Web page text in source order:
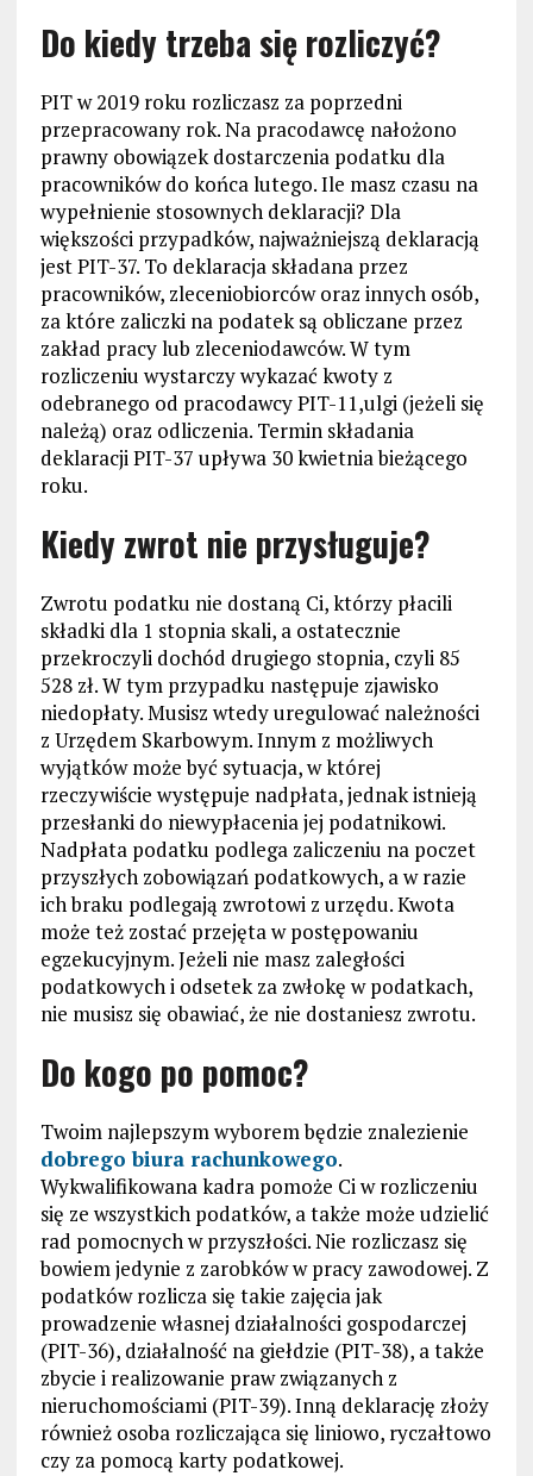
Do kiedy trzeba się rozliczyć?
PIT w 2019 roku rozliczasz za poprzedni
przepracowany rok. Na pracodawcę nałożono
prawny obowiązek dostarczenia podatku dla
pracowników do końca lutego. Ile masz czasu na
wypełnienie stosownych deklaracji? Dla
większości przypadków, najważniejszą deklaracją
jest PIT-37. To deklaracja składana przez
pracowników, zleceniobiorców oraz innych osób,
za które zaliczki na podatek są obliczane przez
zakład pracy lub zleceniodawców. W tym
rozliczeniu wystarczy wykazać kwoty z
odebranego od pracodawcy PIT-11,ulgi (jeżeli się
należą) oraz odliczenia. Termin składania
deklaracji PIT-37 upływa 30 kwietnia bieżącego
roku.
Kiedy zwrot nie przysługuje?
Zwrotu podatku nie dostaną Ci, którzy płacili
składki dla 1 stopnia skali, a ostatecznie
przekroczyli dochód drugiego stopnia, czyli 85
528 zł. W tym przypadku następuje zjawisko
niedopłaty. Musisz wtedy uregulować należności
z Urzędem Skarbowym. Innym z możliwych
wyjątków może być sytuacja, w której
rzeczywiście występuje nadpłata, jednak istnieją
przesłanki do niewypłacenia jej podatnikowi.
Nadpłata podatku podlega zaliczeniu na poczet
przyszłych zobowiązań podatkowych, a w razie
ich braku podlegają zwrotowi z urzędu. Kwota
może też zostać przejęta w postępowaniu
egzekucyjnym. Jeżeli nie masz zaległości
podatkowych i odsetek za zwłokę w podatkach,
nie musisz się obawiać, że nie dostaniesz zwrotu.
Do kogo po pomoc?
Twoim najlepszym wyborem będzie znalezienie
dobrego biura rachunkowego.
Wykwalifikowana kadra pomoże Ci w rozliczeniu
się ze wszystkich podatków, a także może udzielić
rad pomocnych w przyszłości. Nie rozliczasz się
bowiem jedynie z zarobków w pracy zawodowej. Z
podatków rozlicza się takie zajęcia jak
prowadzenie własnej działalności gospodarczej
(PIT-36), działalność na giełdzie (PIT-38), a także
zbycie i realizowanie praw związanych z
nieruchomościami (PIT-39). Inną deklarację złoży
również osoba rozliczająca się liniowo, ryczałtowo
czy za pomocą karty podatkowej.